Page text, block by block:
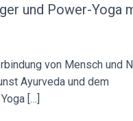
und Power-Yoga
von Mensch und
Ayurveda und dem
[…]